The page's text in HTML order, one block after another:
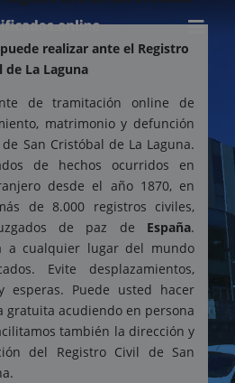
realizar ante el Registro
de La Laguna
de tramitación online de
matrimonio y defunción
San Cristóbal de La Laguna.
de hechos ocurridos en
desde el año 1870, en
de 8.000 registros civiles,
de paz de España.
a cualquier lugar del mundo
Evite desplazamientos,
esperas. Puede usted hacer
gratuita acudiendo en persona
también la dirección y
del Registro Civil de San